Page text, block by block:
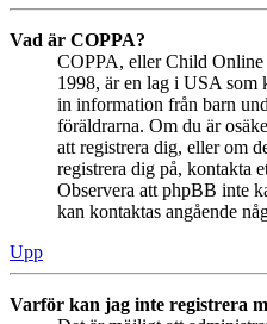
Vad är COPPA?
COPPA, eller Child
1998, är en lag i USA som
in information från barn
föräldrarna. Om du är
att registrera dig, eller om
registrera dig på, kontakta
Observera att phpBB inte
kan kontaktas angående
Upp
Varför kan jag inte registrera